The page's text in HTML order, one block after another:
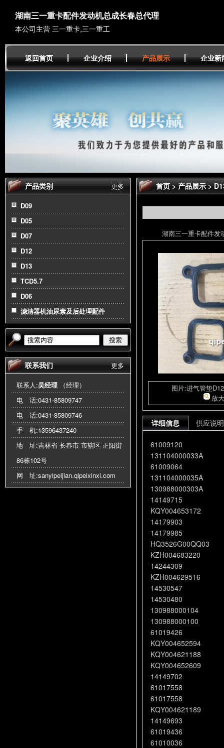
湖南三一重卡配件发动机总成长春总代理
本公司主营 三一重卡,三一重工
返回首页 企业介绍 产品展示 企业新
更多
产品类别
D09
D05
D07
D12
D13
TCD5.7
D06
滤清器机油尿素及后处理配件
搜索
更多
联系我们
联系人:吴经理 （经理）
电 话:0431-85809747
电 话:0431-85809746
手 机:13596437240
地 址:吉林省 长春市 市辖区 正阳街
86栋102号
网 址:sanyipeijian.qipeixinxi.com
首页>产品展示>
湖南三一重卡配件发
图片:进气管垫
放
详细信息 供应说明
61009120
131104000033A
61009064
131104000035A
130988000303A
14149715
KQY004653172
14179903
14179985
HQ3526G00QQ03
KZH004683220
14244309
KZH004629516
14530547
14530480
130988000104
130988000100
61019426
KQY004652594
KQY004621188
KQY004652609
14149702
61017558
61017558
KQY004621189
14149693
61019436
61010036